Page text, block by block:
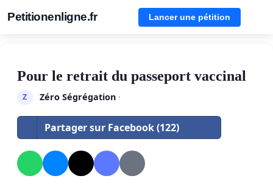
Petitionenligne.fr Lancer une pétition
Pour le retrait du passeport vaccinal
Z Zéro Ségrégation·
Partager sur Facebook (122)